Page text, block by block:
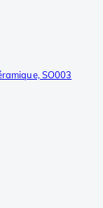
SO003